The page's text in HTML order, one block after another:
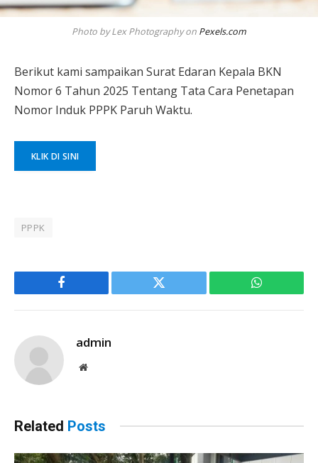
Photo by Lex Photography on Pexels.com
Berikut kami sampaikan Surat Edaran Kepala BKN
Nomor 6 Tahun 2025 Tentang Tata Cara Penetapan
Nomor Induk PPPK Paruh Waktu.
KLIK DI SINI
PPPK
Facebook Twitter WhatsApp
admin
Website
Related Posts